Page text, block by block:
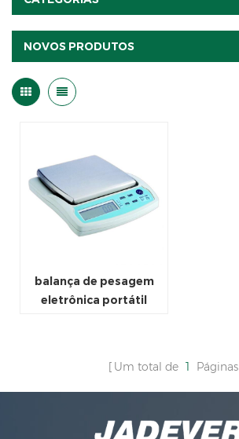
NOVOS PRODUTOS
balança de pesagem
eletrônica portátil
Um total de 1 Páginas